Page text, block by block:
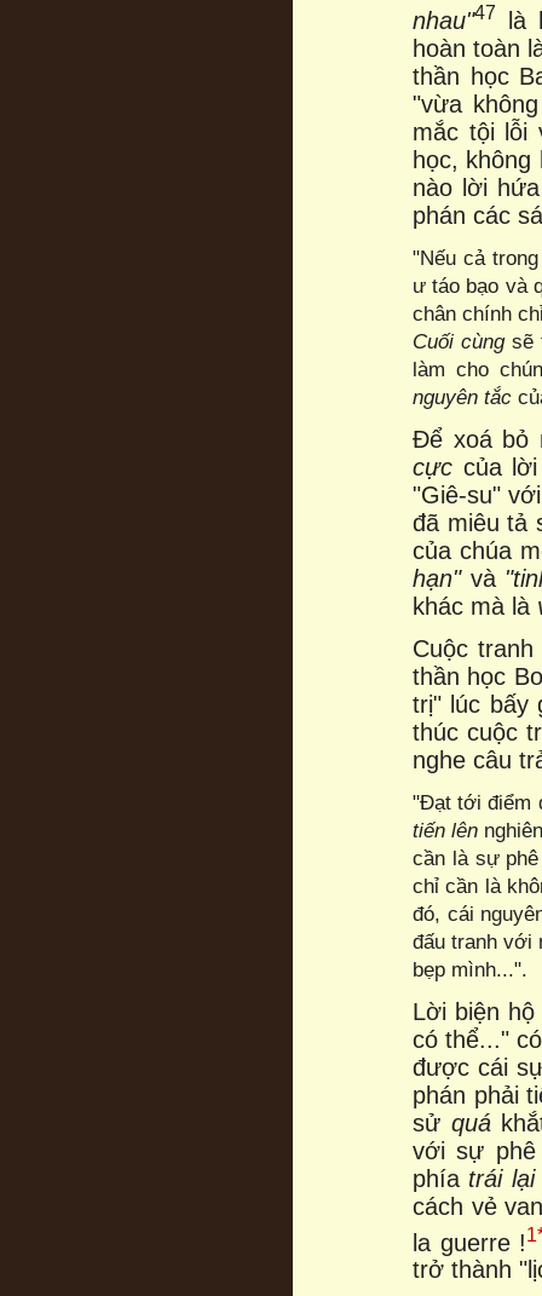
nhau"47
là
hoàn toàn
thần học
"vừa
mắc tội lỗi
học, không
nào lời
phán các
"Nếu cả
ư táo bạo và
chân chính
Cuối cùngsẽ
làm cho
nguyên tắc
Để xoá bỏ
cực của
"Giê-su"
đã miêu tả
của chúa
hạn"và
khác mà là
Cuộc
thần học
trị" lúc bấy
thúc cuộc
nghe câu
"Đạt tới điểm
tiếnlên
cần là sự
chỉ cần là
đó, cái
đấu tranh với
bẹp mình...".
Lời biện
có thể..."
được cái
phán phải
sử quá
với sự
phía trái lại
cách vẻ
la guerre !
trở thành